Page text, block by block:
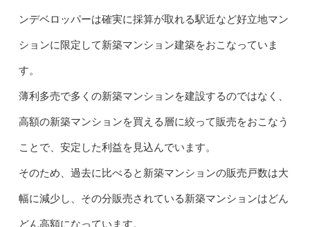
ンデベロッパーは確実に採算が取れる駅近など好立地マン
ションに限定して新築マンション建築をおこなっていま
す。
薄利多売で多くの新築マンションを建設するのではなく、
高額の新築マンションを買える層に絞って販売をおこなう
ことで、安定した利益を見込んでいます。
そのため、過去に比べると新築マンションの販売戸数は大
幅に減少し、その分販売されている新築マンションはどん
どん高額になっています。